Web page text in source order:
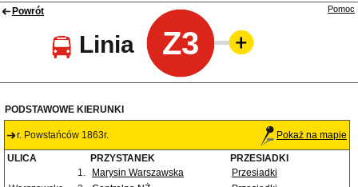
Powrót
Linia Z3
Pomoc
PODSTAWOWE KIERUNKI
r. Powstańców 1863r. Pokaż na mapie
ULICA PRZYSTANEK
PRZESIADKI
1.
Marysin Warszawska
Przesiadki